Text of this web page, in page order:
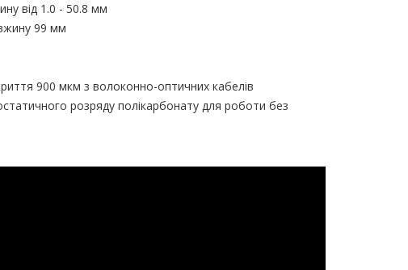
від 1.0 - 50.8 мм
99 мм
900 мкм з волоконно-оптичних кабелів
розряду полікарбонату для роботи без